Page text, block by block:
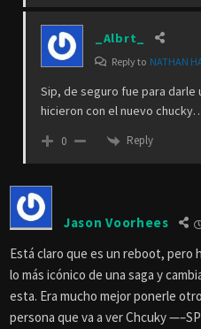
_Albrt_
Reply to NATHAN
Sip, de seguro fue para darle
hicieron con el nuevo
0 Reply
Jason Voorhees
Está claro que es un reboot, pero
lo más icónico de una saga y
esta. Era mucho mejor ponerle
persona que va a ver Chcuky